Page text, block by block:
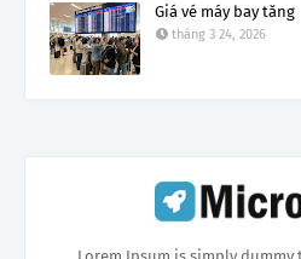
Giá vé máy bay tăng
tháng 3 24, 2026